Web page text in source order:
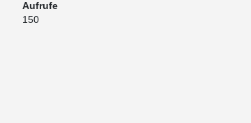
Aufrufe
150